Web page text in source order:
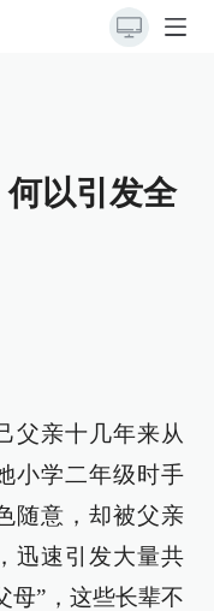
以引发全
父亲十几年来从
小学二年级时手
随意，却被父亲
迅速引发大量共
母”，这些长辈不